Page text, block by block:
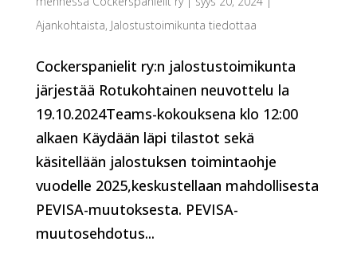
Ajankohtaista, Jalostustoimikunta tiedottaa
Cockerspanielit ry:n jalostustoimikunta
järjestää Rotukohtainen neuvottelu la
19.10.2024Teams-kokouksena klo 12:00
alkaen Käydään läpi tilastot sekä
käsitellään jalostuksen toimintaohje
vuodelle 2025,keskustellaan mahdollisesta
PEVISA-muutoksesta. PEVISA-
muutosehdotus...